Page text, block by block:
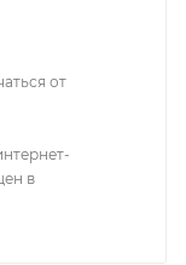
от
в